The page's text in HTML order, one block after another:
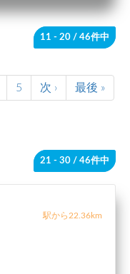
11 - 20 / 46件中
5 次 › 最後 »
21 - 30 / 46件中
駅から22.36km